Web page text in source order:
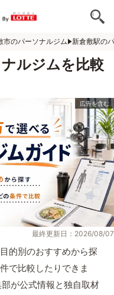
市のパーソナルジム 新倉敷駅の
ルジムを比較
最終更新日：2026/08/07
的別のおすすめから探
で比較したりできま
が公式情報と独自取材